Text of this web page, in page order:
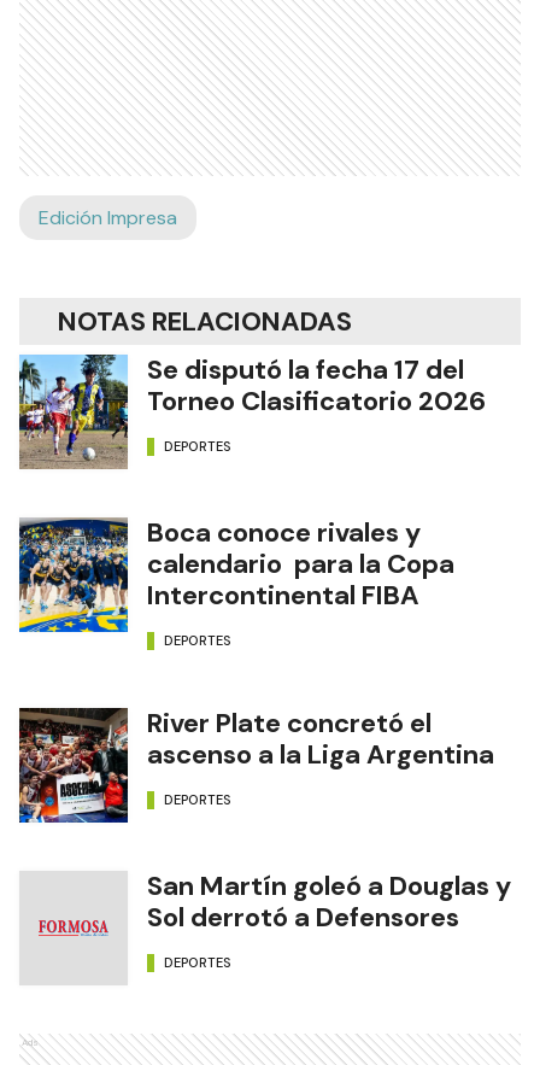
Edición Impresa
NOTAS RELACIONADAS
Se disputó la fecha 17 del
Torneo Clasificatorio 2026
DEPORTES
Boca conoce rivales y
calendario para la Copa
Intercontinental FIBA
DEPORTES
River Plate concretó el
ascenso a la Liga Argentina
DEPORTES
San Martín goleó a Douglas y
Sol derrotó a Defensores
DEPORTES
Ads